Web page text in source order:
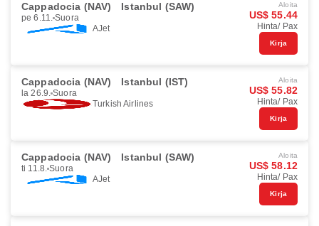
Cappadocia (NAV) Istanbul (SAW)
pe 6.11. Suora
AJet
Aloita
US$ 55.44
Hinta/ Pax
Kirja
Cappadocia (NAV) Istanbul (IST)
la 26.9. Suora
Turkish Airlines
Aloita
US$ 55.82
Hinta/ Pax
Kirja
Cappadocia (NAV) Istanbul (SAW)
ti 11.8. Suora
AJet
Aloita
US$ 58.12
Hinta/ Pax
Kirja